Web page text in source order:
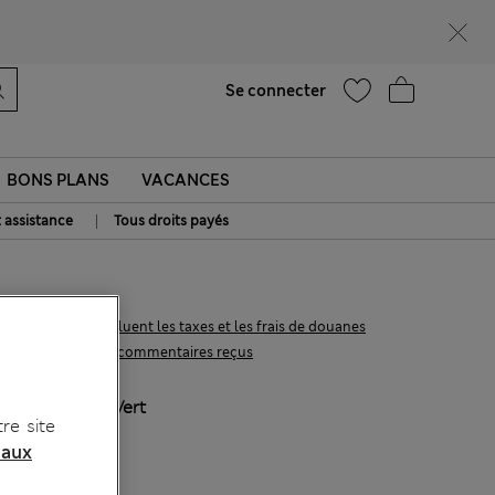
Se connecter
BONS PLANS VACANCES
assistance | Tous droits payés
1 les commentaires reçus
12.00 €
Tous les prix incluent les taxes et les frais de douanes
Vert
site